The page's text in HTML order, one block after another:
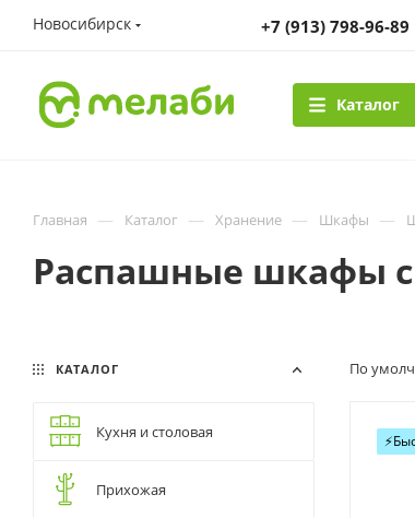
Новосибирск +7 (913) 798-96-89
Каталог
Главная — Каталог — Хранение — Шкафы —
Распашные шкафы
По
КАТАЛОГ
Кухня и столовая
Прихожая